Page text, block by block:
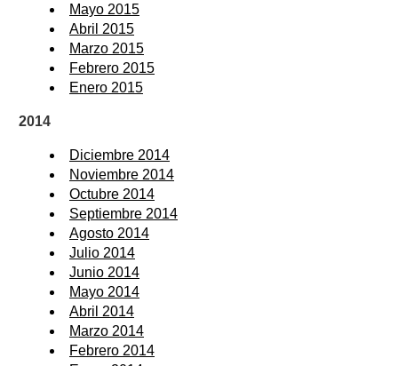
Mayo 2015
Abril 2015
Marzo 2015
Febrero 2015
Enero 2015
2014
Diciembre 2014
Noviembre 2014
Octubre 2014
Septiembre 2014
Agosto 2014
Julio 2014
Junio 2014
Mayo 2014
Abril 2014
Marzo 2014
Febrero 2014